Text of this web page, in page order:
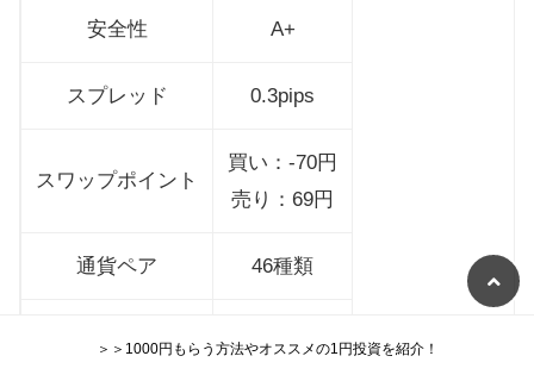
安全性 A+
スプレッド 0.3pips
スワップポイント
買い：-70円
売り：69円
通貨ペア 46種類
＞＞1000円もらう方法やオススメの1円投資を紹介！